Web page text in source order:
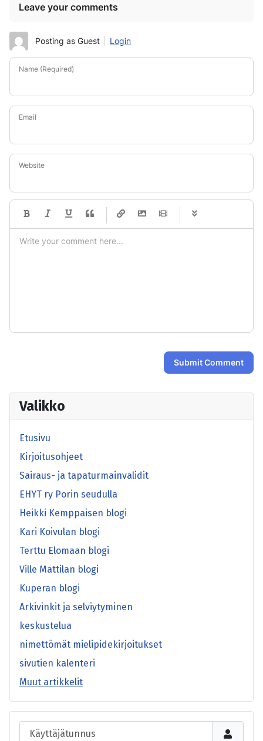
Leave your comments
Posting as Guest Login
Name (Required)
Email
Website
-
-
-
-
Submit Comment
Valikko
Etusivu
Kirjoitusohjeet
Sairaus- ja tapaturmainvalidit
EHYT ry Porin seudulla
Heikki Kemppaisen blogi
Kari Koivulan blogi
Terttu Elomaan blogi
Ville Mattilan blogi
Kuperan blogi
Arkivinkit ja selviytyminen
keskustelua
nimettömät mielipidekirjoitukset
sivutien kalenteri
Muut artikkelit
Käyttäjätunnus